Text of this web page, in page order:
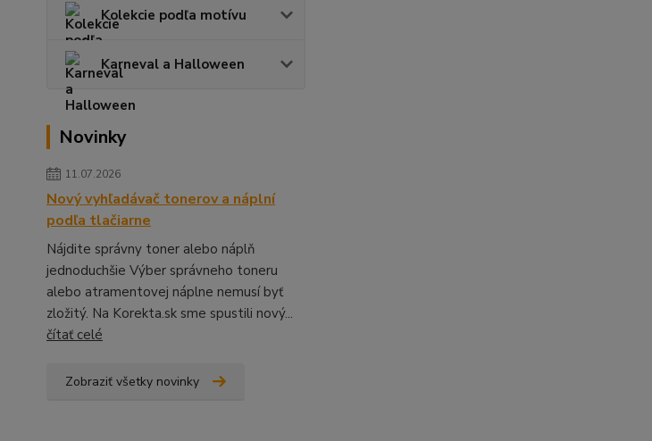
Kolekcie podľa motívu
Karneval a Halloween
Novinky
11.07.2026
Nový vyhľadávač tonerov a náplní
podľa tlačiarne
Nájdite správny toner alebo náplň
jednoduchšie Výber správneho toneru
alebo atramentovej náplne nemusí byť
zložitý. Na Korekta.sk sme spustili nový...
čítať celé
Zobraziť všetky novinky